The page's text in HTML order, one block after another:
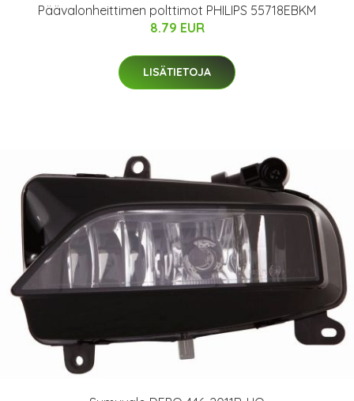
Päävalonheittimen polttimot PHILIPS 55718EBKM
8.79 EUR
LISÄTIETOJA